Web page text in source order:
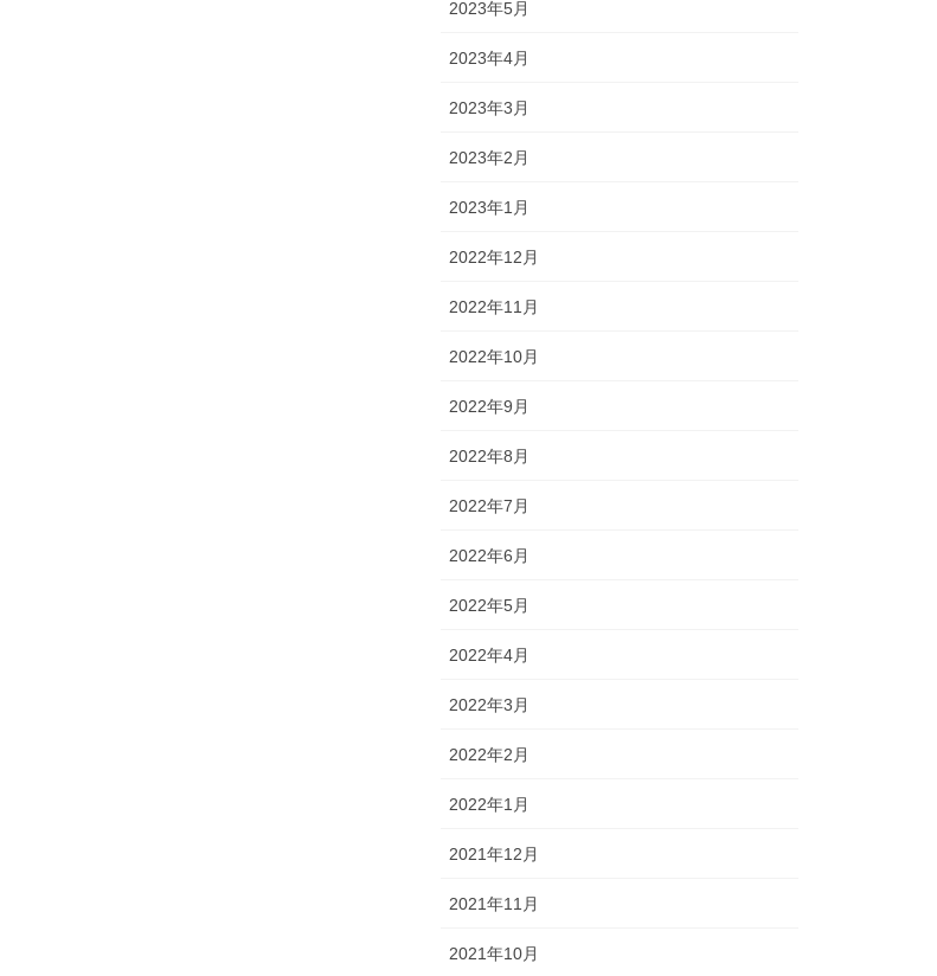
2023年5月
2023年4月
2023年3月
2023年2月
2023年1月
2022年12月
2022年11月
2022年10月
2022年9月
2022年8月
2022年7月
2022年6月
2022年5月
2022年4月
2022年3月
2022年2月
2022年1月
2021年12月
2021年11月
2021年10月